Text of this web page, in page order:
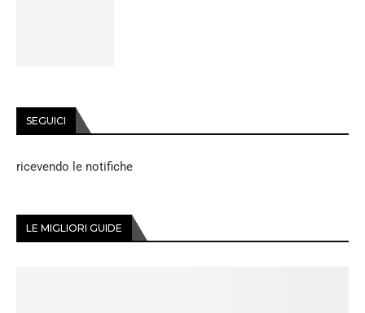
SEGUICI
ricevendo le notifiche
LE MIGLIORI GUIDE